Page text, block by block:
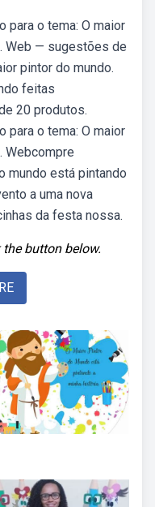
para o tema: O maior
Web — sugestões de
pintor do mundo.
feitas
20 produtos.
para o tema: O maior
Webcompre
mundo está pintando
a uma nova
da festa nossa.
button below.